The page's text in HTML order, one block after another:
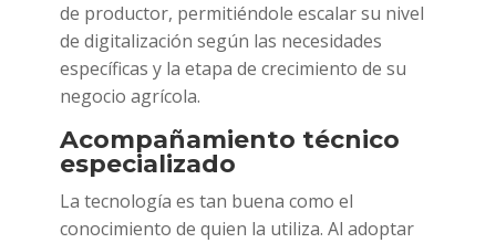
de productor, permitiéndole escalar su nivel
de digitalización según las necesidades
específicas y la etapa de crecimiento de su
negocio agrícola.
Acompañamiento técnico
especializado
La tecnología es tan buena como el
conocimiento de quien la utiliza. Al adoptar